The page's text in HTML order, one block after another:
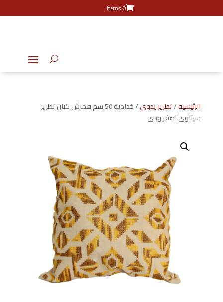
0 Items
الرئيسية/تطريز يدوى
/ خدادية 50 سم قماش كتان تطريز
سيناوى اصفر وبني